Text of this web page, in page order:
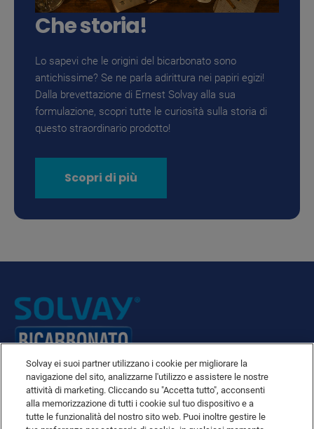
Che storia!
Lo sapevi che le origini del bicarbonato sono
antichissime? Se ne parla adirittura nei papiri egizi!
Dalla brevettazione di Ernest Solvay alla sua
formulazione, scopri tutte le curiosità sulla storia di
questo straordinario prodotto!
Scopri di più
Politica sulla protezione dei dati e la privacy
Disclaimer
Solvay ei suoi partner utilizzano i cookie per migliorare la
navigazione del sito, analizzarne l'utilizzo e assistere le nostre
attività di marketing. Cliccando su "Accetta tutto", acconsenti
alla memorizzazione di tutti i cookie sul tuo dispositivo e a
tutte le funzionalità del nostro sito web. Puoi inoltre gestire le